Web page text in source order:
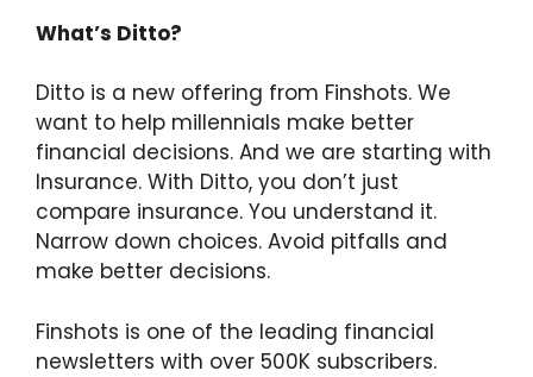
What’s Ditto?
Ditto is a new offering from Finshots. We
want to help millennials make better
financial decisions. And we are starting with
Insurance. With Ditto, you don’t just
compare insurance. You understand it.
Narrow down choices. Avoid pitfalls and
make better decisions.
Finshots is one of the leading financial
newsletters with over 500K subscribers.